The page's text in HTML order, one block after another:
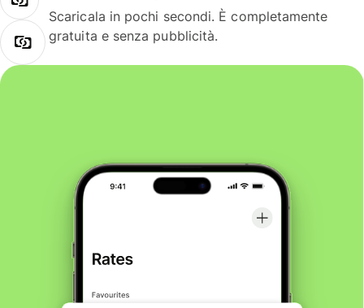
Scaricala in pochi secondi. È completamente
gratuita e senza pubblicità.